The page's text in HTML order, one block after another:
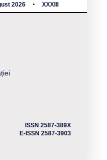
2026 XXXIII
ISSN 2587-389X
E-ISSN 2587-3903